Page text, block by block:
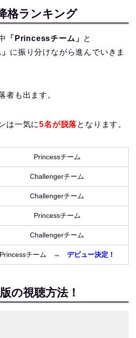
格ランキング
「Princessチーム」 と
に振り分けながら進んでいきま
者も出ます。
は一気に5名が脱落となります。
Princessチーム
Challengerチーム
Challengerチーム
Princessチーム
Challengerチーム
Princessチーム → デビュー決定！
の視聴方法！